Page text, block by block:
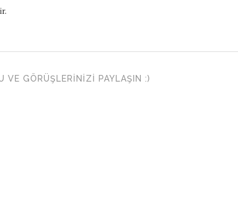
VE GÖRÜŞLERINIZI PAYLAŞIN :)